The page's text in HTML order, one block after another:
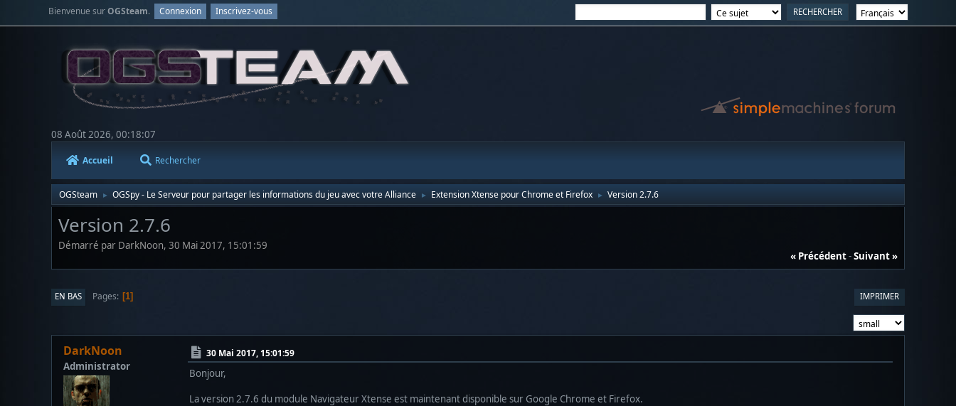
Bienvenue surOGSteam. Connexion Inscrivez-vous
08 Août 2026, 00:18:07
Accueil Rechercher
OGSteam ► OGSpy - Le Serveur pour partager les informations du jeu avec votre Alliance ► Extension Xtense pour Chrome et Firefox ► Version 2.7.6
Version 2.7.6
Démarré par DarkNoon, 30 Mai 2017, 15:01:59
« Précédent-Suivant »
IMPRIMER
EN BAS Pages 1
DarkNoon
Administrator
30 Mai 2017, 15:01:59
Bonjour,
La version 2.7.6 du module Navigateur Xtense est maintenant disponible sur Google Chrome et Firefox.